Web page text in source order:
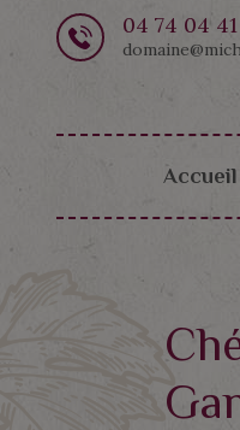
04 74 04
Accueil